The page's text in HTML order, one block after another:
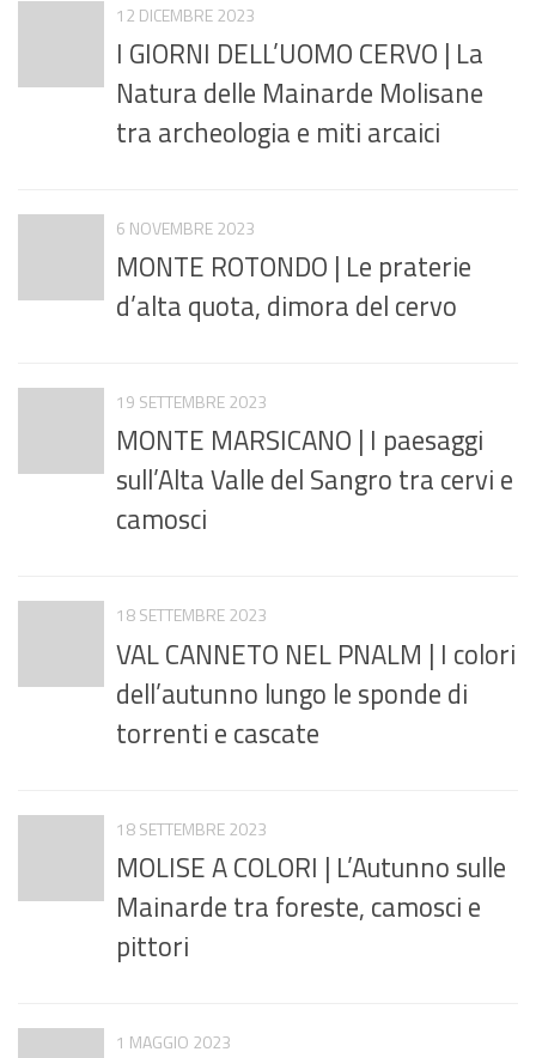
12 DICEMBRE 2023
I GIORNI DELL’UOMO CERVO | La
Natura delle Mainarde Molisane
tra archeologia e miti arcaici
6 NOVEMBRE 2023
MONTE ROTONDO | Le praterie
d’alta quota, dimora del cervo
19 SETTEMBRE 2023
MONTE MARSICANO | I paesaggi
sull’Alta Valle del Sangro tra cervi e
camosci
18 SETTEMBRE 2023
VAL CANNETO NEL PNALM | I colori
dell’autunno lungo le sponde di
torrenti e cascate
18 SETTEMBRE 2023
MOLISE A COLORI | L’Autunno sulle
Mainarde tra foreste, camosci e
pittori
1 MAGGIO 2023